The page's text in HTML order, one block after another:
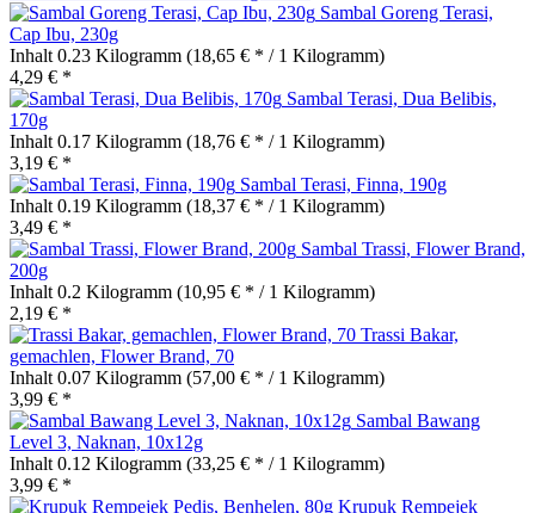
Sambal Goreng Terasi,
Cap Ibu, 230g
Inhalt 0.23 Kilogramm (18,65 € * / 1 Kilogramm)
4,29 € *
Sambal Terasi, Dua Belibis,
170g
Inhalt 0.17 Kilogramm (18,76 € * / 1 Kilogramm)
3,19 € *
Sambal Terasi, Finna, 190g
Inhalt 0.19 Kilogramm (18,37 € * / 1 Kilogramm)
3,49 € *
Sambal Trassi, Flower Brand,
200g
Inhalt 0.2 Kilogramm (10,95 € * / 1 Kilogramm)
2,19 € *
Trassi Bakar,
gemachlen, Flower Brand, 70
Inhalt 0.07 Kilogramm (57,00 € * / 1 Kilogramm)
3,99 € *
Sambal Bawang
Level 3, Naknan, 10x12g
Inhalt 0.12 Kilogramm (33,25 € * / 1 Kilogramm)
3,99 € *
Krupuk Rempejek